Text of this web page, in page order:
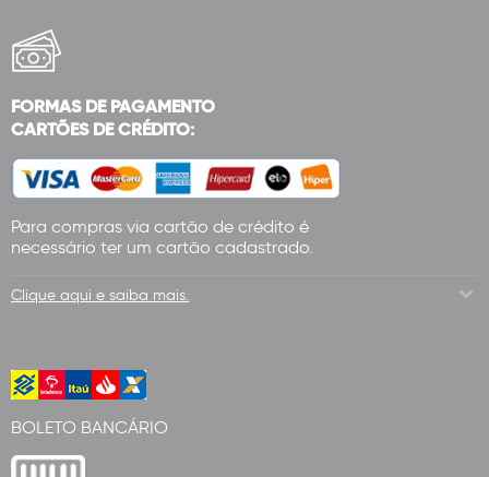
FORMAS DE PAGAMENTO
CARTÕES DE CRÉDITO:
Para compras via cartão de crédito é
necessário ter um cartão cadastrado.
Clique aqui e saiba mais.
BOLETO BANCÁRIO